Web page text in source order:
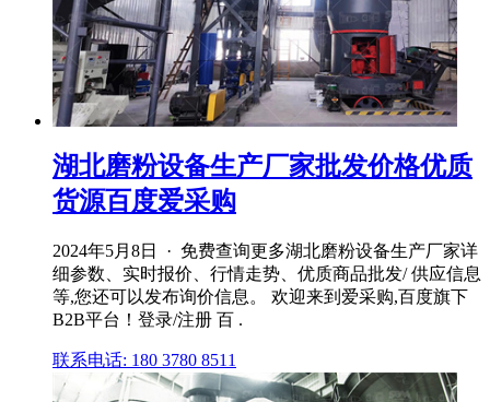
湖北磨粉设备生产厂家批发价格优质
货源百度爱采购
2024年5月8日 · 免费查询更多湖北磨粉设备生产厂家详
细参数、实时报价、行情走势、优质商品批发/ 供应信息
等,您还可以发布询价信息。 欢迎来到爱采购,百度旗下
B2B平台！登录/注册 百 .
联系电话: 180 3780 8511